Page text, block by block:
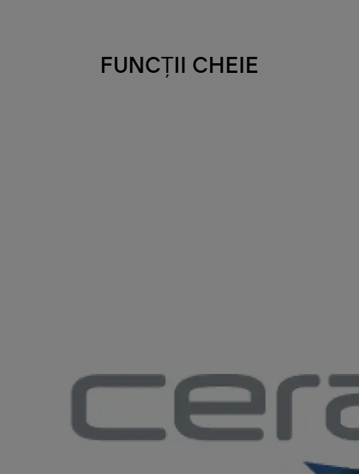
FUNCȚII CHEIE